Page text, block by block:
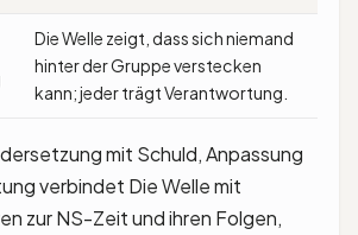
Die Welle zeigt, dass sich niemand
hinter der Gruppe verstecken
kann; jeder trägt Verantwortung.
mit Schuld, Anpassung
verbindet Die Welle mit
zur NS-Zeit und ihren Folgen,